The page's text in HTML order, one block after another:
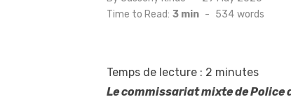
Time to Read: 3 min - 534 words
Temps de lecture : 2 minutes
Le commissariat mixte de Police